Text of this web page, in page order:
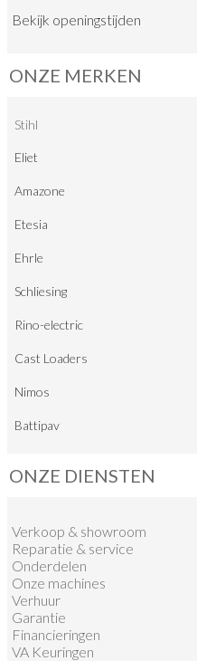
Bekijk openingstijden
ONZE MERKEN
Stihl
Eliet
Amazone
Etesia
Ehrle
Schliesing
Rino-electric
Cast Loaders
Nimos
Battipav
ONZE DIENSTEN
Verkoop & showroom
Reparatie & service
Onderdelen
Onze machines
Verhuur
Garantie
Financieringen
VA Keuringen